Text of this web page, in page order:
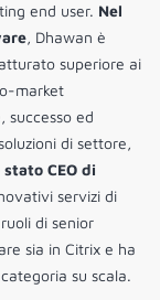
end user. Nel
, Dhawan è
superiore ai
market
successo ed
di settore,
CEO di
servizi di
di senior
sia in Citrix e ha
su scala.